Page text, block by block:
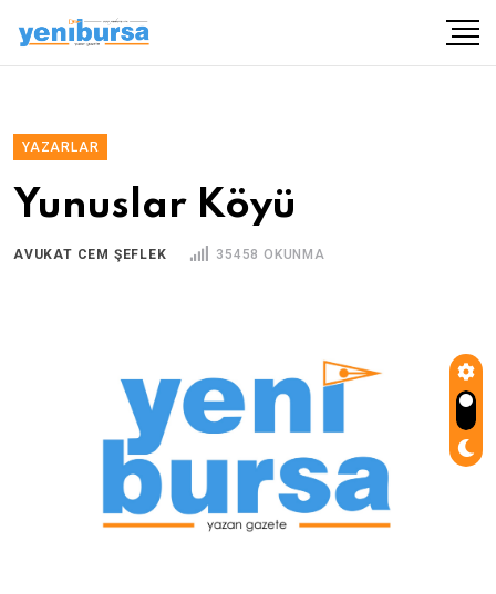
YAZARLAR
Yunuslar Köyü
AVUKAT CEM ŞEFLEK 35458 OKUNMA